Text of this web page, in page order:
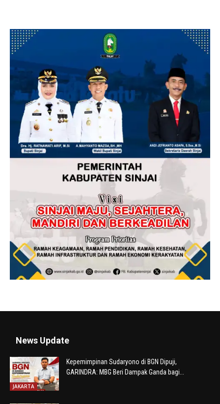
News Update
JAKARTA
Kepemimpinan Sudaryono di BGN Dipuji,
GARINDRA: MBG Beri Dampak Ganda bagi...